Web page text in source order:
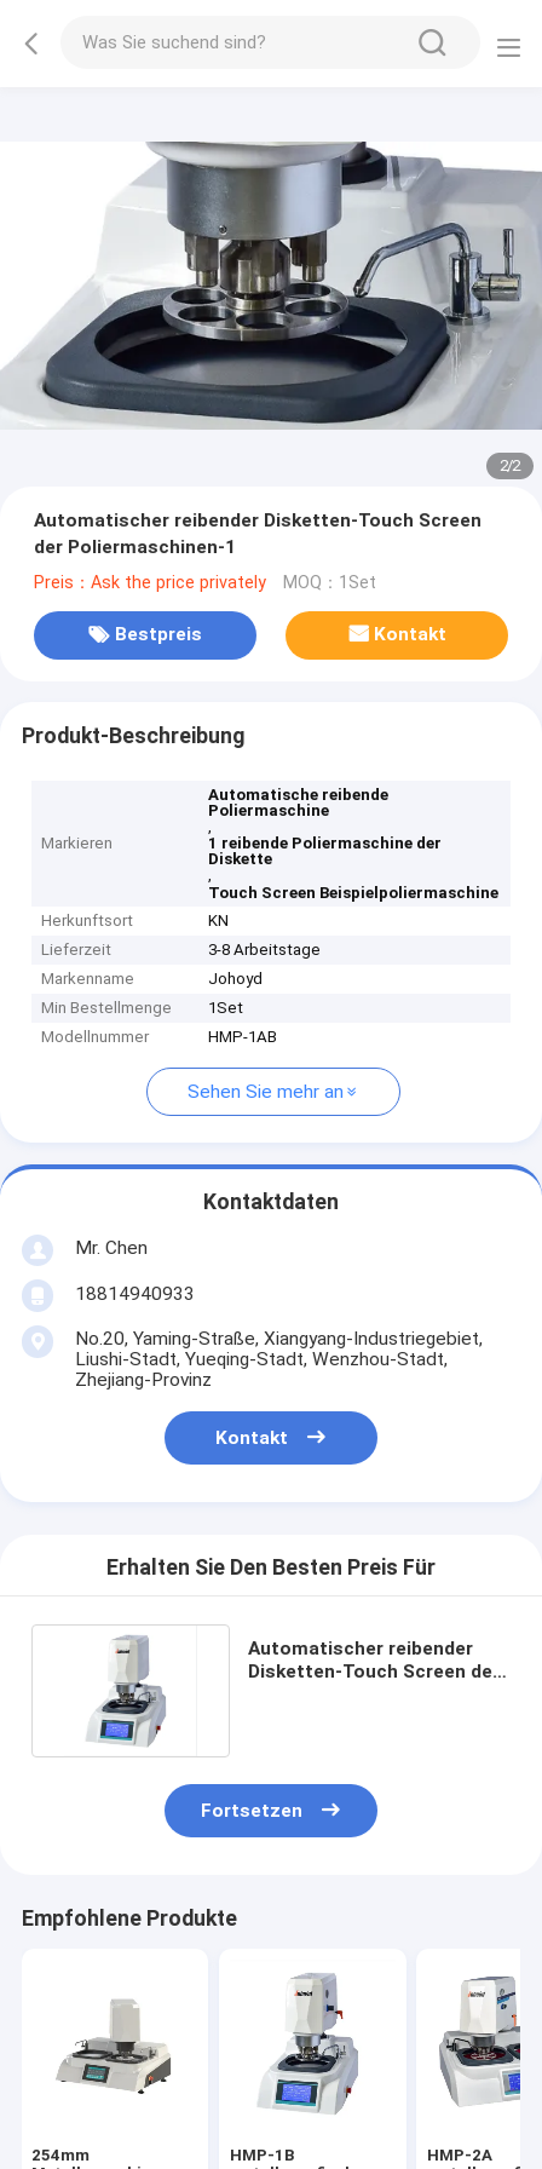
2/2
Automatischer reibender Disketten-Touch Screen
der Poliermaschinen-1
Preis：Ask the price privately MOQ：1Set
Bestpreis Kontakt
Produkt-Beschreibung
Markieren
Automatische reibende
Poliermaschine
,
1 reibende Poliermaschine der
Diskette
,
Touch Screen Beispielpoliermaschine
Herkunftsort
KN
Lieferzeit
3-8 Arbeitstage
Markenname
Johoyd
Min Bestellmenge
1Set
Modellnummer
HMP-1AB
Sehen Sie mehr an
Kontaktdaten
Mr. Chen
18814940933
No.20, Yaming-Straße, Xiangyang-Industriegebiet,
Liushi-Stadt, Yueqing-Stadt, Wenzhou-Stadt,
Zhejiang-Provinz
Kontakt
Erhalten Sie Den Besten Preis Für
Automatischer reibender
Disketten-Touch Screen der
Fortsetzen
Empfohlene Produkte
254mm
HMP-1B
HMP-2A